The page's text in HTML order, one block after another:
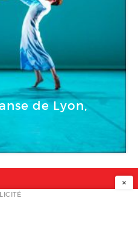
2016de Lyon,
×